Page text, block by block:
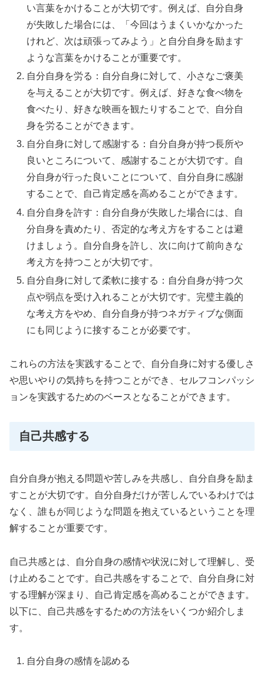
い言葉をかけることが大切です。例えば、自分自身
が失敗した場合には、「今回はうまくいかなかった
けれど、次は頑張ってみよう」と自分自身を励ます
ような言葉をかけることが重要です。
自分自身を労る：自分自身に対して、小さなご褒美
を与えることが大切です。例えば、好きな食べ物を
食べたり、好きな映画を観たりすることで、自分自
身を労ることができます。
自分自身に対して感謝する：自分自身が持つ長所や
良いところについて、感謝することが大切です。自
分自身が行った良いことについて、自分自身に感謝
することで、自己肯定感を高めることができます。
自分自身を許す：自分自身が失敗した場合には、自
分自身を責めたり、否定的な考え方をすることは避
けましょう。自分自身を許し、次に向けて前向きな
考え方を持つことが大切です。
自分自身に対して柔軟に接する：自分自身が持つ欠
点や弱点を受け入れることが大切です。完璧主義的
な考え方をやめ、自分自身が持つネガティブな側面
にも同じように接することが必要です。
これらの方法を実践することで、自分自身に対する優しさ
や思いやりの気持ちを持つことができ、セルフコンパッシ
ョンを実践するためのベースとなることができます。
自己共感する
自分自身が抱える問題や苦しみを共感し、自分自身を励ま
すことが大切です。自分自身だけが苦しんでいるわけでは
なく、誰もが同じような問題を抱えているということを理
解することが重要です。
自己共感とは、自分自身の感情や状況に対して理解し、受
け止めることです。自己共感をすることで、自分自身に対
する理解が深まり、自己肯定感を高めることができます。
以下に、自己共感をするための方法をいくつか紹介しま
す。
自分自身の感情を認める